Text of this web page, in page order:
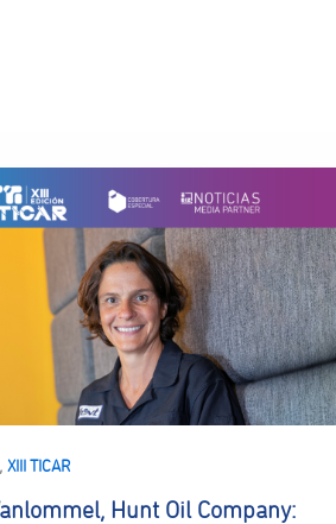
,XIII TICAR
Hunt Oil Company: